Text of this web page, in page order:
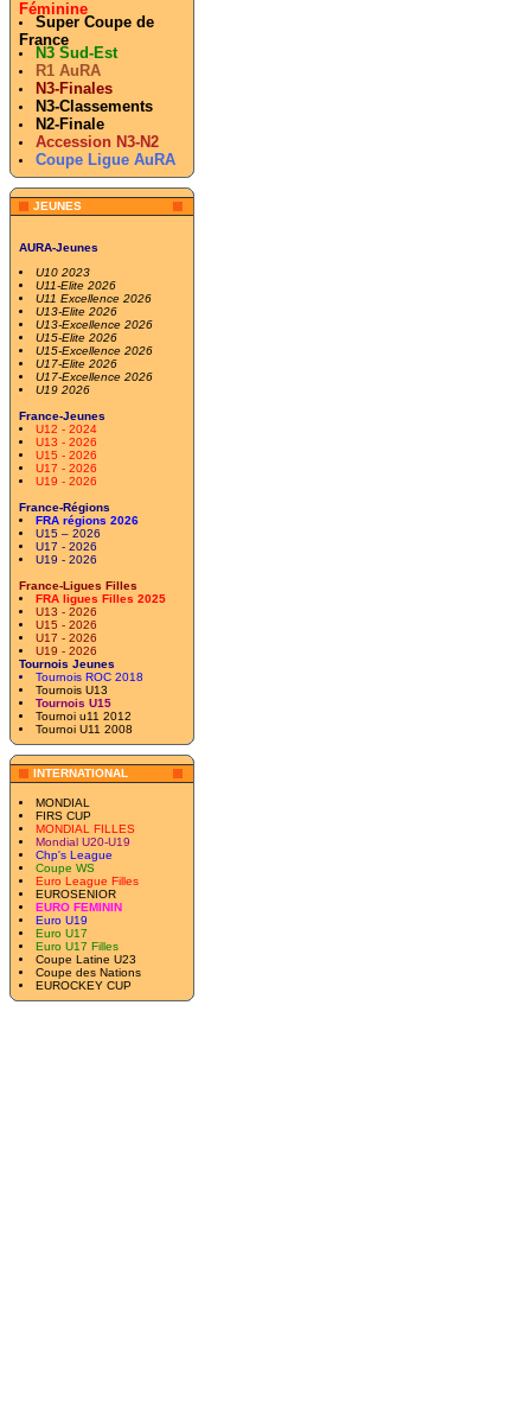
Féminine
Super Coupe de
France
N3 Sud-Est
R1 AuRA
N3-Finales
N3-Classements
N2-Finale
Accession N3-N2
Coupe Ligue AuRA
JEUNES
AURA-Jeunes
U10 2023
U11-Elite 2026
U11 Excellence 2026
U13-Elite 2026
U13-Excellence 2026
U15-Elite 2026
U15-Excellence 2026
U17-Elite 2026
U17-Excellence 2026
U19 2026
France-Jeunes
U12 - 2024
U13 - 2026
U15 - 2026
U17 - 2026
U19 - 2026
France-Régions
FRA régions 2026
U15 – 2026
U17 - 2026
U19 - 2026
France-Ligues Filles
FRA ligues Filles 2025
U13 - 2026
U15 - 2026
U17 - 2026
U19 - 2026
Tournois Jeunes
Tournois ROC 2018
Tournois U13
Tournois U15
Tournoi u11 2012
Tournoi U11 2008
INTERNATIONAL
MONDIAL
FIRS CUP
MONDIAL FILLES
Mondial U20-U19
Chp's League
Coupe WS
Euro League Filles
EUROSENIOR
EURO FEMININ
Euro U19
Euro U17
Euro U17 Filles
Coupe Latine U23
Coupe des Nations
EUROCKEY CUP